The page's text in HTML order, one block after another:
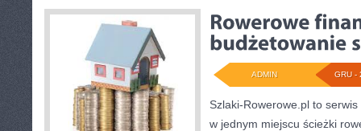
GRU -
ADMIN
Szlaki-Rowerowe.pl to
w jednym miejscu ścieżki